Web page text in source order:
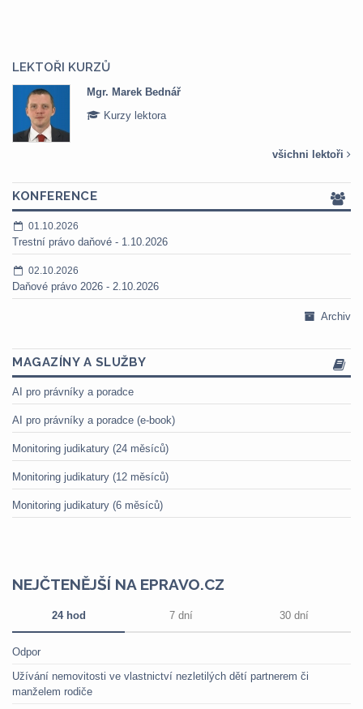
LEKTOŘI KURZŮ
Mgr. Marek Bednář
Kurzy lektora
všichni lektoři
KONFERENCE
01.10.2026
Trestní právo daňové - 1.10.2026
02.10.2026
Daňové právo 2026 - 2.10.2026
Archiv
MAGAZÍNY A SLUŽBY
AI pro právníky a poradce
AI pro právníky a poradce (e-book)
Monitoring judikatury (24 měsíců)
Monitoring judikatury (12 měsíců)
Monitoring judikatury (6 měsíců)
NEJČTENĚJŠÍ NA EPRAVO.CZ
24 hod 7 dní 30 dní
Odpor
Užívání nemovitosti ve vlastnictví nezletilých dětí partnerem či
manželem rodiče